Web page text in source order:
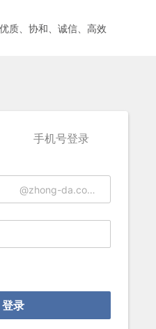
优质、协和、诚信、高效
手机号登录
@zhong-da.com.cn